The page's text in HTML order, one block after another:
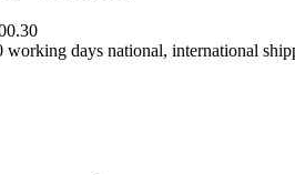
working days national, international